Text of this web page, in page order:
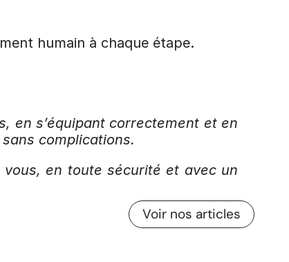
humain à chaque étape.
en s’équipant correctement et en
complications.
vous, en toute sécurité et avec un
Voir nos articles